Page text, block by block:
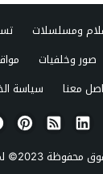
ومسلسلات
صور وخلفيات
معنا
سياسة
2023© لموقع